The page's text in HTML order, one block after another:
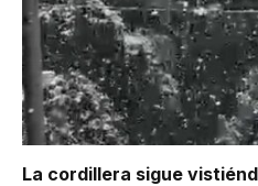
La cordillera sigue